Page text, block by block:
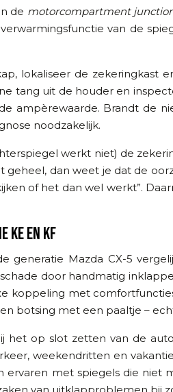
de motorcompartment
van de
lokaliseer de zekeringkast
tang uit de houder en
ampèrewaarde. Brandt de
noodzakelijk.
werkt niet) de
dan weet je dat de
of het dan wel werkt”.
KE EN KF
Mazda CX-5
door handmatig
koppeling met
botsing met een paaltje –
het op slot zetten van de
weekendritten en
met spiegels die niet